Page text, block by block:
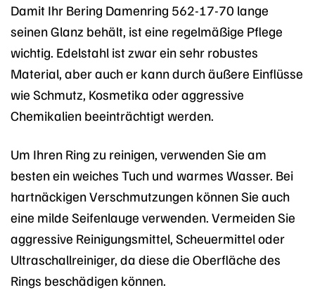
Damit Ihr Bering Damenring 562-17-70 lange
seinen Glanz behält, ist eine regelmäßige Pflege
wichtig. Edelstahl ist zwar ein sehr robustes
Material, aber auch er kann durch äußere Einflüsse
wie Schmutz, Kosmetika oder aggressive
Chemikalien beeinträchtigt werden.
Um Ihren Ring zu reinigen, verwenden Sie am
besten ein weiches Tuch und warmes Wasser. Bei
hartnäckigen Verschmutzungen können Sie auch
eine milde Seifenlauge verwenden. Vermeiden Sie
aggressive Reinigungsmittel, Scheuermittel oder
Ultraschallreiniger, da diese die Oberfläche des
Rings beschädigen können.